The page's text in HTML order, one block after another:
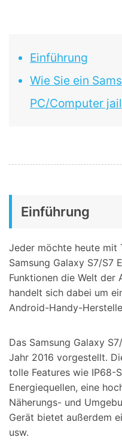
Einführung
Wie Sie ein
PC/Computer
Einführung
Jeder möchte heute mit
Samsung Galaxy S7/S7
Funktionen die Welt der
handelt sich dabei um
Android-Handy-
Das Samsung Galaxy
Jahr 2016 vorgestellt.
tolle Features wie IP68-
Energiequellen, eine
Näherungs- und
Gerät bietet außerdem
usw.